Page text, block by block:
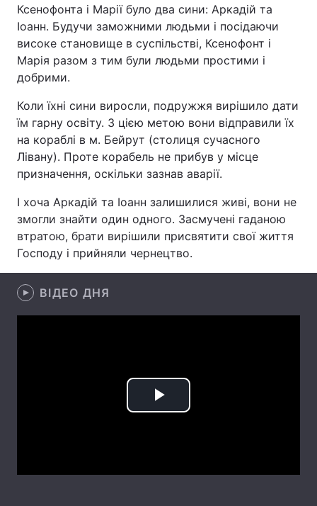
Головна
Політика
Економіка Світ
Спорт Наука
Техно і зв'язок Лайт
Зброя Інциденти
Здоров'я Туризм
Цікавинки
Статті
Ксенофонта і Марії було два сини: Аркадій та
Іоанн. Будучи заможними людьми і посідаючи
високе становище в суспільстві, Ксенофонт і
Марія разом з тим були людьми простими і
добрими.
Коли їхні сини виросли, подружжя вирішило дати
їм гарну освіту. З цією метою вони відправили їх
на кораблі в м. Бейрут (столиця сучасного
Лівану). Проте корабель не прибув у місце
призначення, оскільки зазнав аварії.
І хоча Аркадій та Іоанн залишилися живі, вони не
змогли знайти один одного. Засмучені гаданою
втратою, брати вирішили присвятити свої життя
Господу і прийняли чернецтво.
ВІДЕО ДНЯ
Play